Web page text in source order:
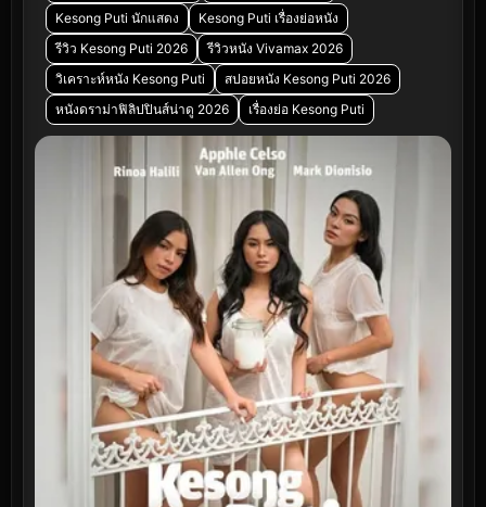
Kesong Puti นักแสดง
Kesong Puti เรื่องย่อหนัง
รีวิว Kesong Puti 2026
รีวิวหนัง Vivamax 2026
วิเคราะห์หนัง Kesong Puti
สปอยหนัง Kesong Puti 2026
หนังดราม่าฟิลิปปินส์น่าดู 2026
เรื่องย่อ Kesong Puti